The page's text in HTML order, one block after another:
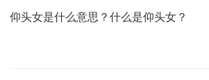
仰头女是什么意思？什么是仰头女？